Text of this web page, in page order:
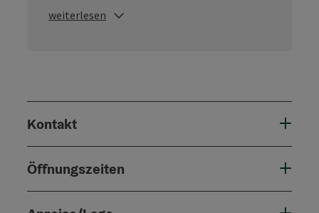
weiterlesen
Kontakt
Öffnungszeiten